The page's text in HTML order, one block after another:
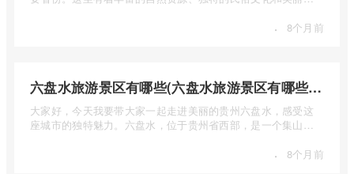
· 8个月前
六盘水旅游景区有哪些(六盘水旅游景区有哪些景点值得去)
大家好，今天我要带大家一起走进美丽的贵州六盘水，感受这
座城市的独特魅力。六盘水，位于贵州省西部，是一个集山水
· 8个月前